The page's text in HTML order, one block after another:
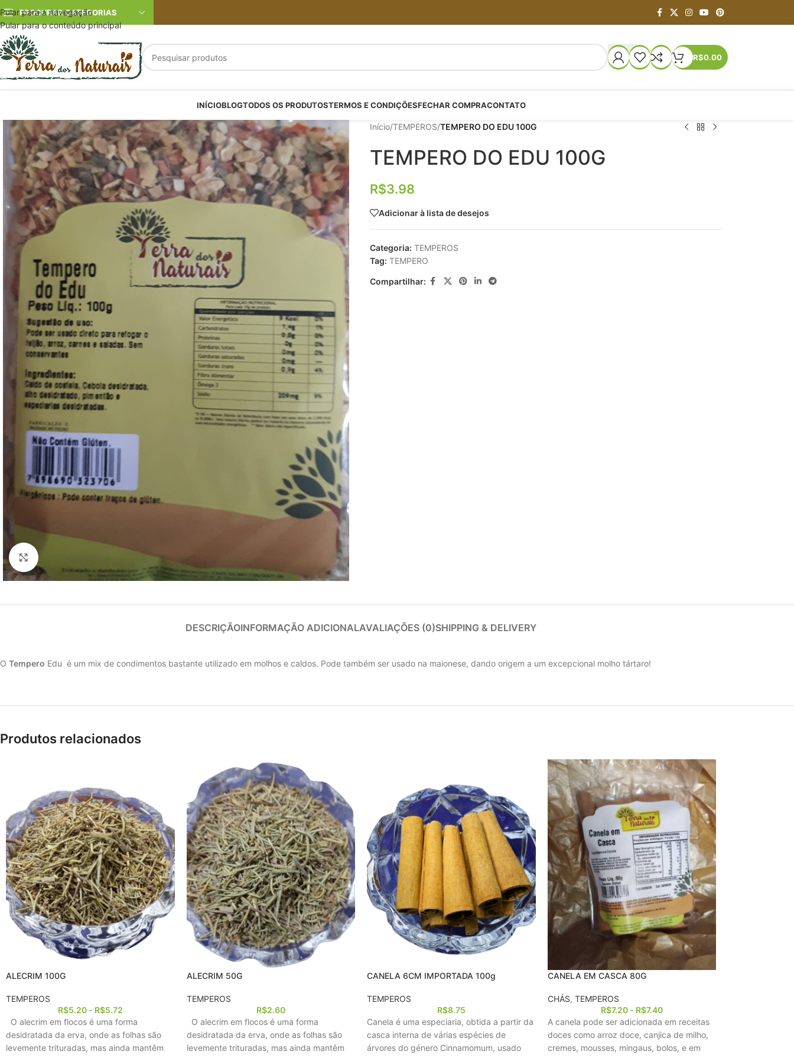
Pular para a navegação
Pular para o conteúdo principal
PROCURAR CATEGORIAS
R$0.00
INÍCIOBLOGTODOS OS PRODUTOSTERMOS E CONDIÇÕESFECHAR COMPRACONTATO
Início/TEMPEROS/TEMPERO DO EDU 100G
TEMPERO DO EDU 100G
R$3.98
Adicionar à lista de desejos
Categoria: TEMPEROS
Tag: TEMPERO
Compartilhar:
DESCRIÇÃOINFORMAÇÃO ADICIONALAVALIAÇÕES (0)SHIPPING & DELIVERY
O Tempero Edu é um mix de condimentos bastante utilizado em molhos e caldos. Pode também ser usado na maionese, dando origem a um excepcional molho tártaro!
Produtos relacionados
ALECRIM 100G
TEMPEROS
R$5.20- R$5.72
O alecrim em flocos é uma forma
desidratada da erva, onde as folhas são
levemente trituradas, mas ainda mantêm
ALECRIM 50G
TEMPEROS
R$2.60
O alecrim em flocos é uma forma
desidratada da erva, onde as folhas são
levemente trituradas, mas ainda mantêm
CANELA 6CM IMPORTADA 100g
TEMPEROS
R$8.75
Canela é uma especiaria, obtida a partir da
casca interna de várias espécies de
árvores do género Cinnamomum, usado
CANELA EM CASCA 80G
CHÁS, TEMPEROS
R$7.20- R$7.40
A canela pode ser adicionada em receitas
doces como arroz doce, canjica de milho,
cremes, mousses, mingaus, bolos, e em